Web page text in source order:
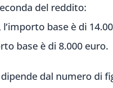
del reddito:
base è di
base è di 8.000 euro.
dal numero di